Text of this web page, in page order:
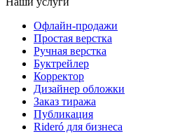
Офлайн-продажи
Простая верстка
Ручная верстка
Буктрейлер
Корректор
Дизайнер обложки
Заказ тиража
Публикация
Rideró для бизнеса